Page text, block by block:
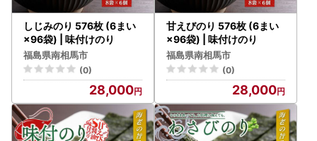
しじみのり 576枚 (6まい
×96袋) | 味付けのり
福島県南相馬市
(0)
28,000
甘えびのり 576枚 (6まい
×96袋) | 味付けのり
福島県南相馬市
(0)
28,000